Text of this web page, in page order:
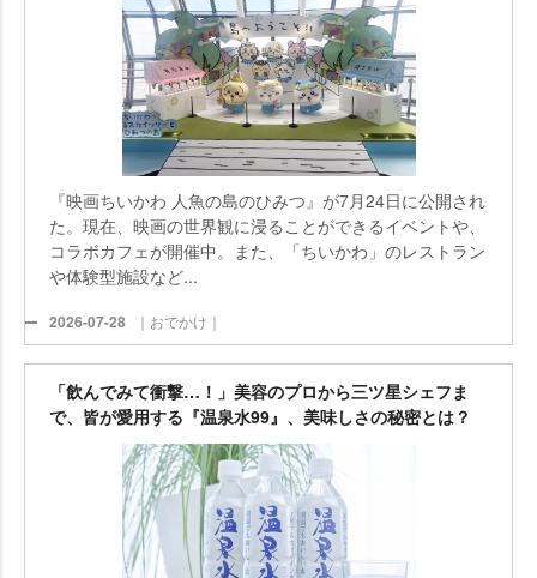
『映画ちいかわ 人魚の島のひみつ』が7月24日に公開され
た。現在、映画の世界観に浸ることができるイベントや、
コラボカフェが開催中。また、「ちいかわ」のレストラン
体験型施設など...
2026-07-28 ｜おでかけ｜
「飲んでみて衝撃…！」美容のプロから三ツ星シェフま
で、皆が愛用する『温泉水99』、美味しさの秘密とは？